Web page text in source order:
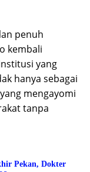
penuh
kembali
yang
hanya sebagai
mengayomi
tanpa
Pekan, Dokter